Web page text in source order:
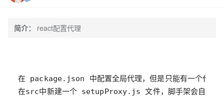
简介： react配置代理
在src中新建一个 setupProxy.js 文件，脚手架会自动识